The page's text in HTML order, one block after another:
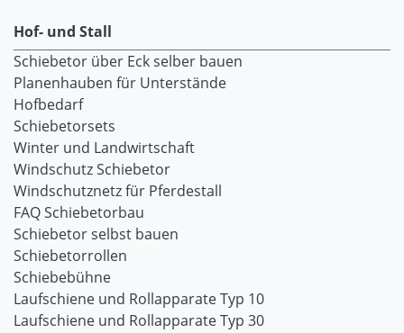
Hof- und Stall
Schiebetor über Eck selber bauen
Planenhauben für Unterstände
Hofbedarf
Schiebetorsets
Winter und Landwirtschaft
Windschutz Schiebetor
Windschutznetz für Pferdestall
FAQ Schiebetorbau
Schiebetor selbst bauen
Schiebetorrollen
Schiebebühne
Laufschiene und Rollapparate Typ 10
Laufschiene und Rollapparate Typ 30